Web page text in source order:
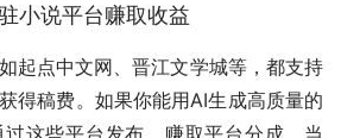
小说平台赚取收益
起点中文网、晋江文学城等，都支持
得稿费。如果你能用AI生成高质量的
这些平台发布，赚取平台分成。当